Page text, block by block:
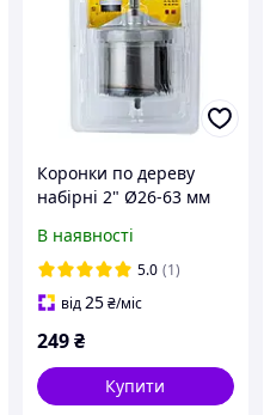
Коронки по дереву
набірні 2" Ø26-63 мм
(1520021)
В наявності
5.0 (1)
від25 ₴/міс
249 ₴
Купити